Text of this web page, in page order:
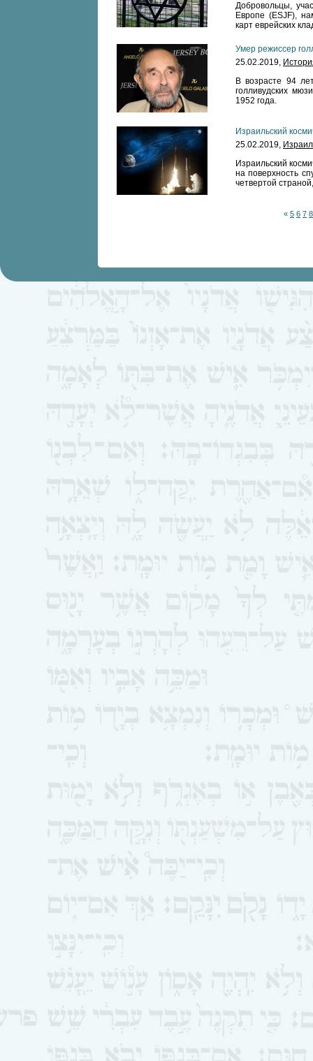
Добровольцы,
Европе (ESJF),
карт еврейских
Умер режиссер
25.02.2019,
В возрасте 94
голливудских
1952 года.
Израильский
25.02.2019,
Израильский
на поверхность
четвертой
« 5 6 7 8